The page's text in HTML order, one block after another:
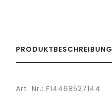
PRODUKTBESCHREIBUNG
Art. Nr.: F14468527144